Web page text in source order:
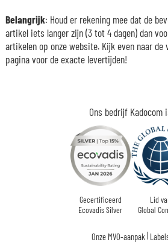
Ons bedrijf Kadocom
Gecertificeerd
Ecovadis Silver
Lid
Global
Onze MVO-aanpak |
Belangrijk: Houd er rekening mee dat de
artikel iets langer zijn (3 tot 4 dagen) dan
artikelen op onze website. Kijk even naar de
pagina voor de exacte levertijden!